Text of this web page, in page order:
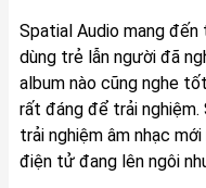
Spatial Audio mang đến
dùng trẻ lẫn người đã
album nào cũng nghe
rất đáng để trải
trải nghiệm âm nhạc
điện tử đang lên ngôi